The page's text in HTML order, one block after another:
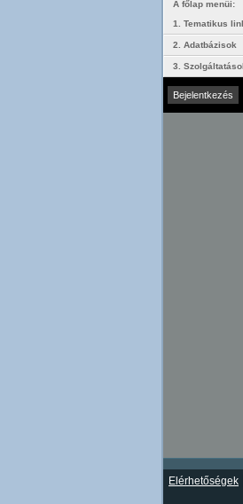
A főlap menüi:
1. Tematikus
2. Adatbázisok
3.
Elérhetőségek